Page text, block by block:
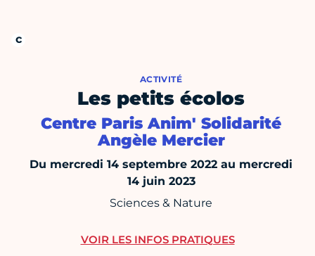
ACTIVITÉ
Les petits écolos
Centre Paris Anim' Solidarité
Angèle Mercier
Du mercredi 14 septembre 2022 au mercredi
14 juin 2023
Sciences & Nature
VOIR LES INFOS PRATIQUES